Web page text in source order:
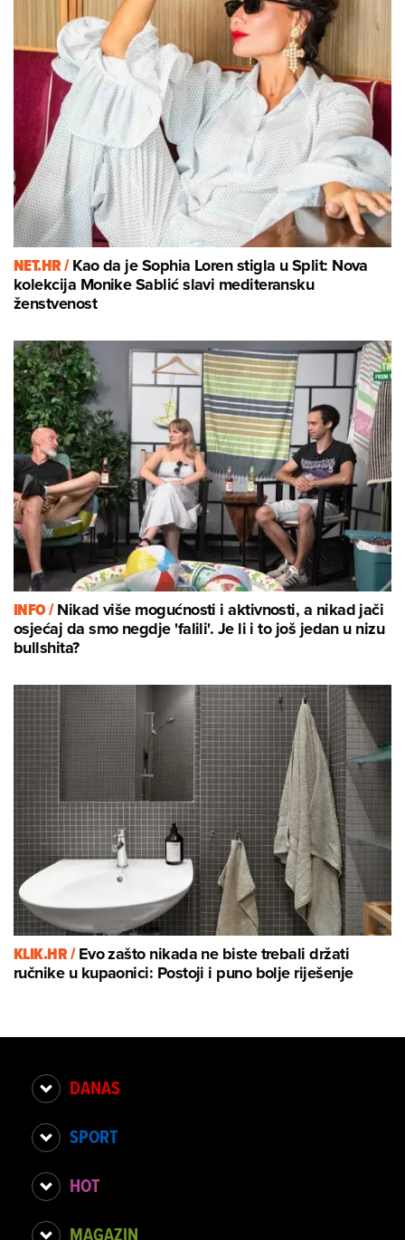
NET.HR /Kao da je Sophia Loren stigla u Split: Nova
kolekcija Monike Sablić slavi mediteransku
ženstvenost
INFO /Nikad više mogućnosti i aktivnosti, a nikad jači
osjećaj da smo negdje 'falili'. Je li i to još jedan u nizu
bullshita?
KLIK.HR /Evo zašto nikada ne biste trebali držati
ručnike u kupaonici: Postoji i puno bolje riješenje
DANAS
SPORT
HOT
MAGAZIN